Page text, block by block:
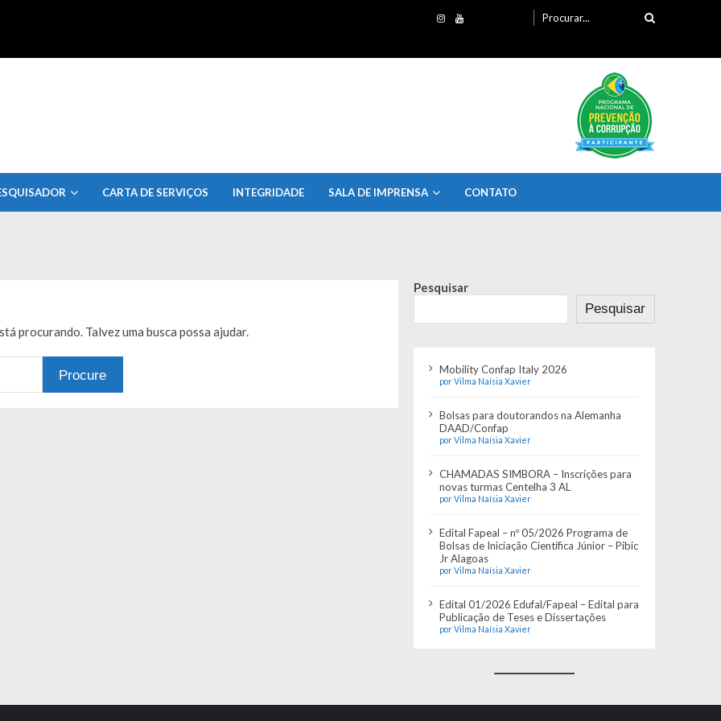
por:
CARTA DE SERVIÇOS INTEGRIDADE SALA DE IMPRENSA CONTATO
procurando. Talvez uma busca possa ajudar.
Pesquisar
Pesquisar
Mobility Confap Italy 2026
por Vilma Naísia Xavier
Bolsas para doutorandos na Alemanha
DAAD/Confap
por Vilma Naísia Xavier
CHAMADAS SIMBORA – Inscrições para
novas turmas Centelha 3 AL
por Vilma Naísia Xavier
Edital Fapeal – nº 05/2026 Programa de
Bolsas de Iniciação Científica Júnior – Pibic
Jr Alagoas
por Vilma Naísia Xavier
Edital 01/2026 Edufal/Fapeal – Edital para
Publicação de Teses e Dissertações
por Vilma Naísia Xavier